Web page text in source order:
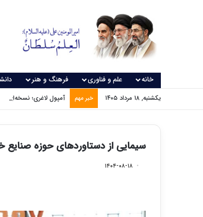
خانه علم و فناوری فرهنگ و هنر
یکشنبه, ۱۸ مرداد ۱۴۰۵ خبر مهم آمپول لاغری؛ نسخه‌ای
سیمایی از دستاوردهای حوزه صنایع
۱۴۰۴-۰۸-۱۸